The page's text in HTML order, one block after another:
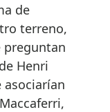
de
terreno,
preguntan
Henri
asociarían